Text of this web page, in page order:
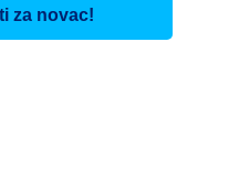
za novac!